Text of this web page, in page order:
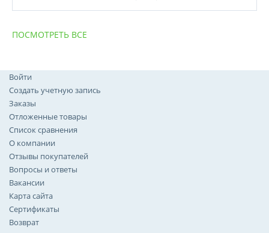
ПОСМОТРЕТЬ ВСЕ
Войти
Создать учетную запись
Заказы
Отложенные товары
Список сравнения
О компании
Отзывы покупателей
Вопросы и ответы
Вакансии
Карта сайта
Сертификаты
Возврат